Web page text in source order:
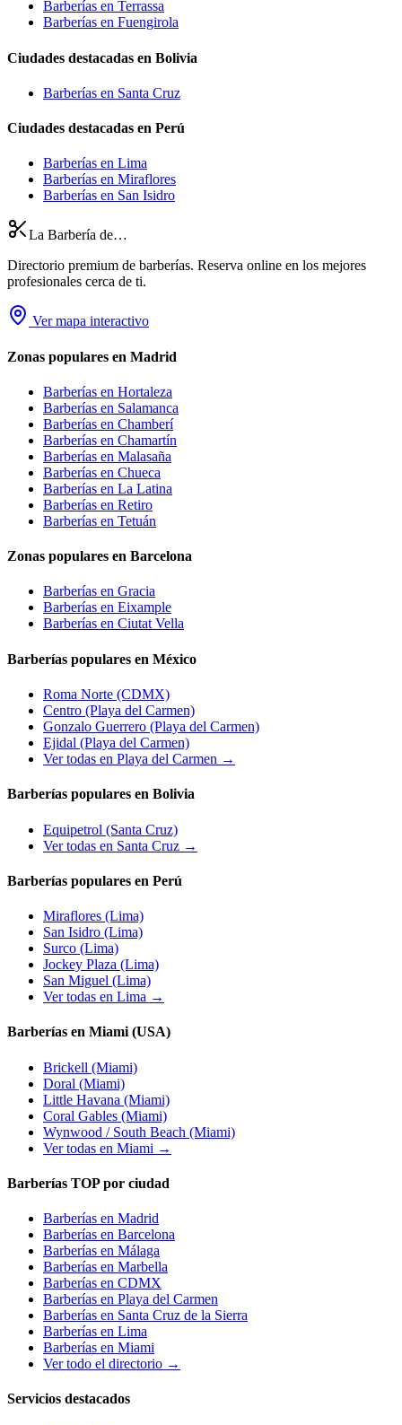
Barberías en Terrassa
Barberías en Fuengirola
Ciudades destacadas en Bolivia
Barberías en Santa Cruz
Ciudades destacadas en Perú
Barberías en Lima
Barberías en Miraflores
Barberías en San Isidro
La Barbería de…
Directorio premium de barberías. Reserva online en los mejores
profesionales cerca de ti.
Ver mapa interactivo
Zonas populares en Madrid
Barberías en Hortaleza
Barberías en Salamanca
Barberías en Chamberí
Barberías en Chamartín
Barberías en Malasaña
Barberías en Chueca
Barberías en La Latina
Barberías en Retiro
Barberías en Tetuán
Zonas populares en Barcelona
Barberías en Gracia
Barberías en Eixample
Barberías en Ciutat Vella
Barberías populares en México
Roma Norte (CDMX)
Centro (Playa del Carmen)
Gonzalo Guerrero (Playa del Carmen)
Ejidal (Playa del Carmen)
Ver todas en Playa del Carmen →
Barberías populares en Bolivia
Equipetrol (Santa Cruz)
Ver todas en Santa Cruz →
Barberías populares en Perú
Miraflores (Lima)
San Isidro (Lima)
Surco (Lima)
Jockey Plaza (Lima)
San Miguel (Lima)
Ver todas en Lima →
Barberías en Miami (USA)
Brickell (Miami)
Doral (Miami)
Little Havana (Miami)
Coral Gables (Miami)
Wynwood / South Beach (Miami)
Ver todas en Miami →
Barberías TOP por ciudad
Barberías en Madrid
Barberías en Barcelona
Barberías en Málaga
Barberías en Marbella
Barberías en CDMX
Barberías en Playa del Carmen
Barberías en Santa Cruz de la Sierra
Barberías en Lima
Barberías en Miami
Ver todo el directorio →
Servicios destacados